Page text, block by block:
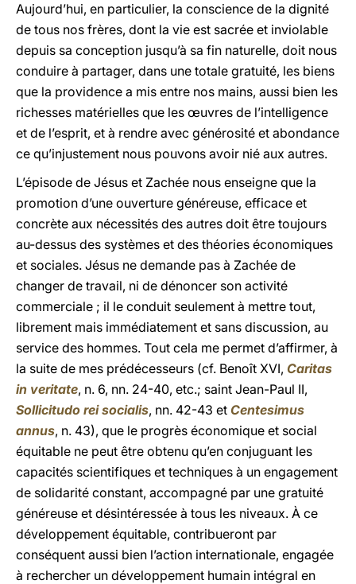
Aujourd’hui, en particulier, la conscience de la dignité
de tous nos frères, dont la vie est sacrée et inviolable
depuis sa conception jusqu’à sa fin naturelle, doit nous
conduire à partager, dans une totale gratuité, les biens
que la providence a mis entre nos mains, aussi bien les
richesses matérielles que les œuvres de l’intelligence
et de l’esprit, et à rendre avec générosité et abondance
ce qu’injustement nous pouvons avoir nié aux autres.
L’épisode de Jésus et Zachée nous enseigne que la
promotion d’une ouverture généreuse, efficace et
concrète aux nécessités des autres doit être toujours
au-dessus des systèmes et des théories économiques
et sociales. Jésus ne demande pas à Zachée de
changer de travail, ni de dénoncer son activité
commerciale ; il le conduit seulement à mettre tout,
librement mais immédiatement et sans discussion, au
service des hommes. Tout cela me permet d’affirmer, à
la suite de mes prédécesseurs (cf. Benoît XVI, Caritas
in veritate, n. 6, nn. 24-40, etc.; saint Jean-Paul II,
Sollicitudo rei socialis, nn. 42-43 et Centesimus
annus, n. 43), que le progrès économique et social
équitable ne peut être obtenu qu’en conjuguant les
capacités scientifiques et techniques à un engagement
de solidarité constant, accompagné par une gratuité
généreuse et désintéressée à tous les niveaux. À ce
développement équitable, contribueront par
conséquent aussi bien l’action internationale, engagée
à rechercher un développement humain intégral en